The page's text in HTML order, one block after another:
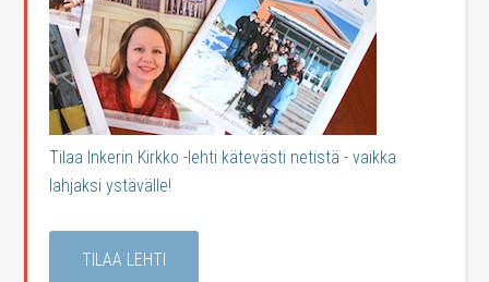
Tilaa Inkerin Kirkko -lehti kätevästi netistä - vaikka
lahjaksi ystävälle!
TILAA LEHTI